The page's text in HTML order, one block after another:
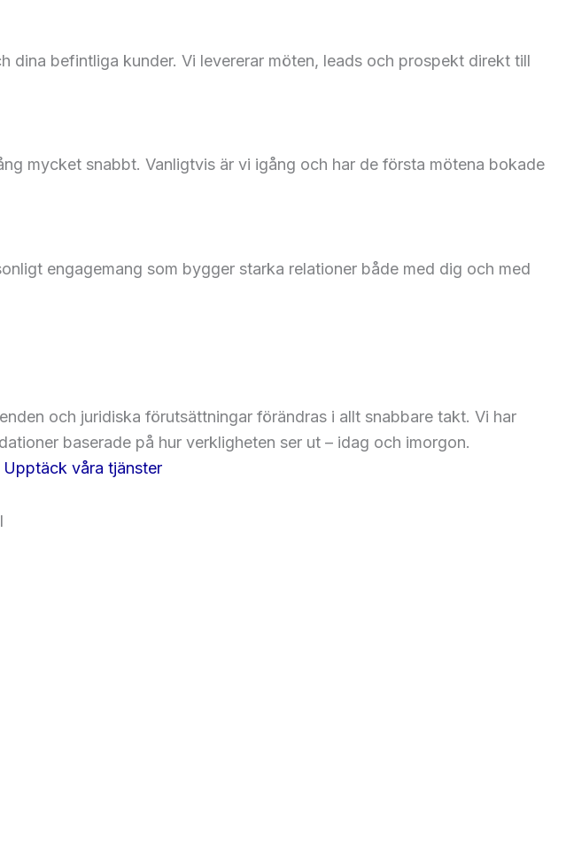
befintliga kunder. Vi levererar möten, leads och prospekt direkt till
mycket snabbt. Vanligtvis är vi igång och har de första mötena bokade
engagemang som bygger starka relationer både med dig och med
och juridiska förutsättningar förändras i allt snabbare takt. Vi har
baserade på hur verkligheten ser ut – idag och imorgon.
Upptäck våra tjänster